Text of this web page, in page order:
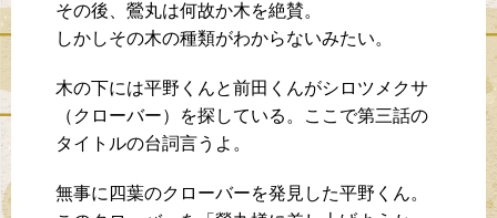
その後、鶯丸は何故か木を絶賛。
しかしその木の種類がわからないみたい。
木の下には平野くんと前田くんがシロツメクサ
（クローバー）を探している。ここで第三話の
タイトルの台詞言うよ。
無事に四葉のクローバーを発見した平野くん。